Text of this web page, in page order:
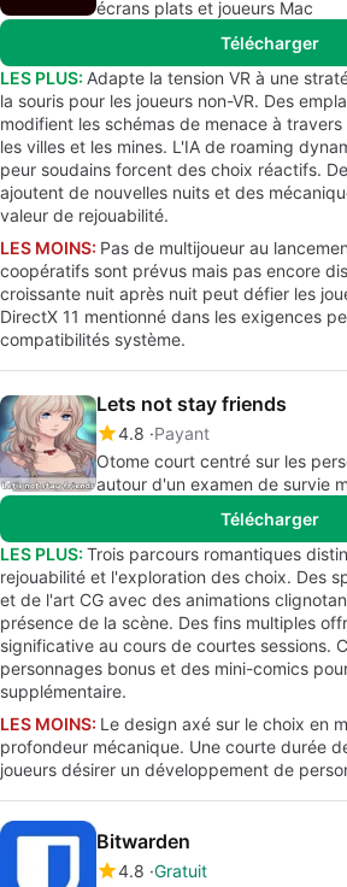
écrans plats et joueurs Mac
Télécharger
LES PLUS: Adapte la tension VR à une
la souris pour les joueurs non-VR. Des
modifient les schémas de menace à
les villes et les mines. L'IA de roaming
peur soudains forcent des choix réactifs.
ajoutent de nouvelles nuits et des
valeur de rejouabilité.
LES MOINS: Pas de multijoueur au
coopératifs sont prévus mais pas encore
croissante nuit après nuit peut défier les
DirectX 11 mentionné dans les exigences
compatibilités système.
Lets not stay friends
4.8 Payant
Otome court centré sur les
autour d'un examen de survie
Télécharger
LES PLUS: Trois parcours romantiques
rejouabilité et l'exploration des choix. Des
et de l'art CG avec des animations
présence de la scène. Des fins multiples
significative au cours de courtes sessions.
personnages bonus et des mini-comics
supplémentaire.
LES MOINS: Le design axé sur le choix en
profondeur mécanique. Une courte durée
joueurs désirer un développement de
Bitwarden
4.8 Gratuit